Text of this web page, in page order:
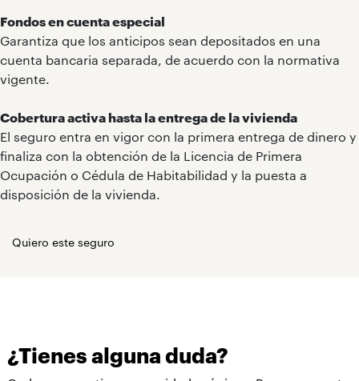
Fondos en cuenta especial
Garantiza que los anticipos sean depositados en una
cuenta bancaria separada, de acuerdo con la normativa
vigente.
Cobertura activa hasta la entrega de la vivienda
El seguro entra en vigor con la primera entrega de dinero y
finaliza con la obtención de la Licencia de Primera
Ocupación o Cédula de Habitabilidad y la puesta a
disposición de la vivienda.
Quiero este seguro
¿Tienes alguna duda?